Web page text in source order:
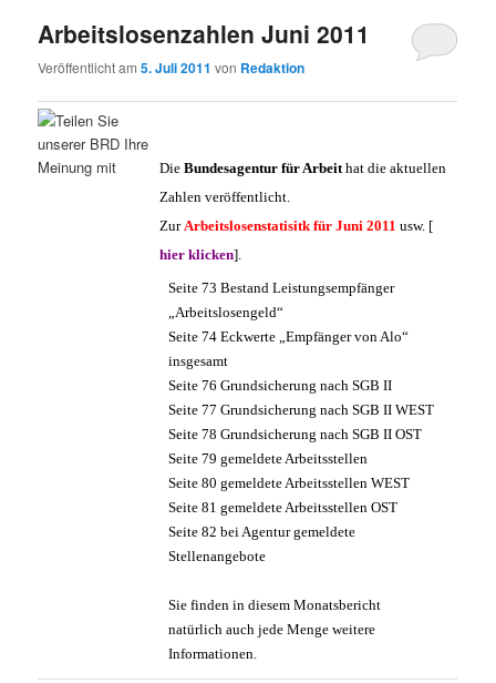
Arbeitslosenzahlen Juni 2011
Veröffentlicht am5. Juli 2011 von Redaktion
DieBundesagentur für Arbeithat die aktuellen
Zahlen veröffentlicht.
ZurArbeitslosenstatisitk für Juni 2011usw. [
hier klicken].
Seite 73 Bestand Leistungsempfänger
„Arbeitslosengeld“
Seite 74 Eckwerte „Empfänger von Alo“
insgesamt
Seite 76 Grundsicherung nach SGB II
Seite 77 Grundsicherung nach SGB II WEST
Seite 78 Grundsicherung nach SGB II OST
Seite 79 gemeldete Arbeitsstellen
Seite 80 gemeldete Arbeitsstellen WEST
Seite 81 gemeldete Arbeitsstellen OST
Seite 82 bei Agentur gemeldete
Stellenangebote
Sie finden in diesem Monatsbericht
natürlich auch jede Menge weitere
Informationen.